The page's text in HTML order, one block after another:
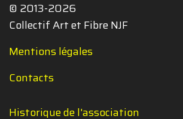
© 2013-2026
Collectif Art et Fibre NJF
Mentions légales
Contacts
Historique de l'association